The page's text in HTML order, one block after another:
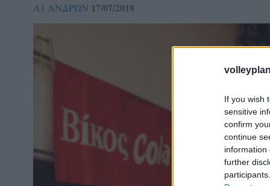
If you wish
sensitive
confirm
continue
information
further
Α1 ΑΝΔΡΩΝ 17/07/2018